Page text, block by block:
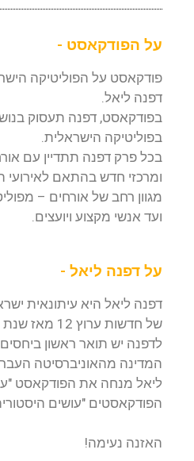
על הפודקאסט -
פודקאסט על הפוליטיקה
דפנה ליאל.
בפודקאסט, דפנה תעסוק
בפוליטיקה הישראלית.
בכל פרק דפנה תתדיין עם
ומרכזי חדש בהתאם
מגוון רחב של אורחים –
ועד אנשי מקצוע ויועצים.
על דפנה ליאל -
דפנה ליאל היא עיתונאית
של חדשות ערוץ 12 מאז שנת 2015.
לדפנה יש תואר ראשון ביחסים
המדינה מהאוניברסיטה
ליאל מנחה את הפודקאסט
הפודקאסטים "עושים היסטוריה"
האזנה נעימה!